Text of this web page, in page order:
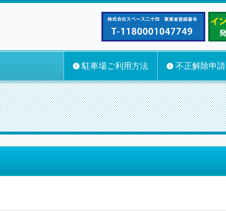
駐車場ご利用方法 不正解除申請